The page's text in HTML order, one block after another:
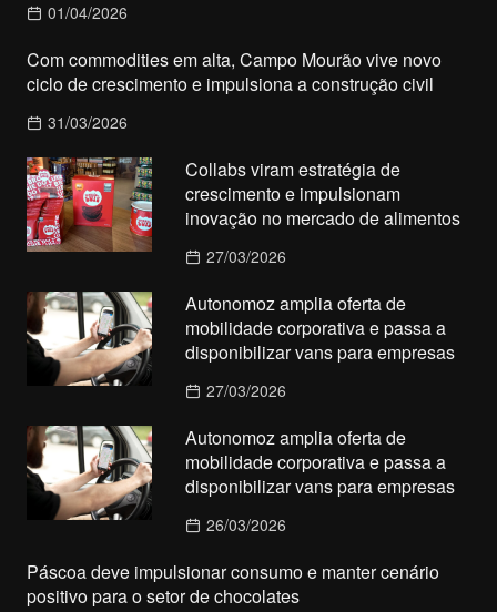
01/04/2026
Com commodities em alta, Campo Mourão vive novo
ciclo de crescimento e impulsiona a construção civil
31/03/2026
Collabs viram estratégia de
crescimento e impulsionam
inovação no mercado de alimentos
27/03/2026
Autonomoz amplia oferta de
mobilidade corporativa e passa a
disponibilizar vans para empresas
27/03/2026
Autonomoz amplia oferta de
mobilidade corporativa e passa a
disponibilizar vans para empresas
26/03/2026
Páscoa deve impulsionar consumo e manter cenário
positivo para o setor de chocolates